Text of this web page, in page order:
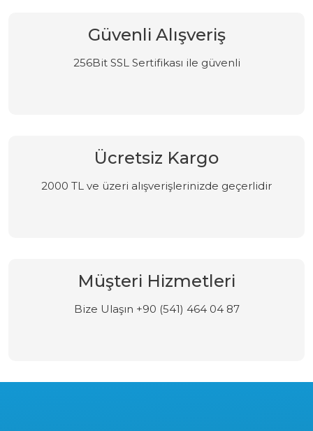
Güvenli Alışveriş
256Bit SSL Sertifikası ile güvenli
Ücretsiz Kargo
2000 TL ve üzeri alışverişlerinizde geçerlidir
Müşteri Hizmetleri
Bize Ulaşın +90 (541) 464 04 87